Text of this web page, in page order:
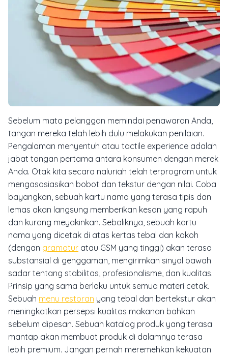
Sebelum mata pelanggan memindai penawaran Anda,
tangan mereka telah lebih dulu melakukan penilaian.
Pengalaman menyentuh atau tactile experience adalah
jabat tangan pertama antara konsumen dengan merek
Anda. Otak kita secara naluriah telah terprogram untuk
mengasosiasikan bobot dan tekstur dengan nilai. Coba
bayangkan, sebuah kartu nama yang terasa tipis dan
lemas akan langsung memberikan kesan yang rapuh
dan kurang meyakinkan. Sebaliknya, sebuah kartu
nama yang dicetak di atas kertas tebal dan kokoh
(dengan gramatur atau GSM yang tinggi) akan terasa
substansial di genggaman, mengirimkan sinyal bawah
sadar tentang stabilitas, profesionalisme, dan kualitas.
Prinsip yang sama berlaku untuk semua materi cetak.
Sebuah menu restoran yang tebal dan bertekstur akan
meningkatkan persepsi kualitas makanan bahkan
sebelum dipesan. Sebuah katalog produk yang terasa
mantap akan membuat produk di dalamnya terasa
lebih premium. Jangan pernah meremehkan kekuatan